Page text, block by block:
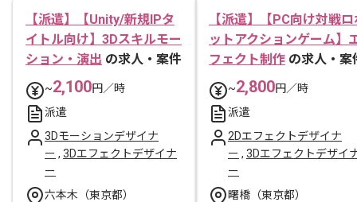
【派遣】【Unity/新規IPタ
イトル向け】3Dスキルモー
ション・演出 の求人・案件
~2,100円／時
派遣
3Dモーションデザイナ
ー , 3Dエフェクトデザイナ
ー
六本木（東京都）
【派遣】【PC向け対戦ロ
ットアクションゲーム】
フェクト制作 の求人・案
~2,800円／時
派遣
2Dエフェクトデザイナ
ー , 3Dエフェクトデザイ
ー
曙橋（東京都）